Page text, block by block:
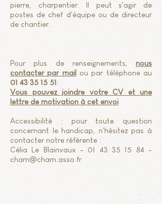
pierre, charpentier. Il peut s'agir de
postes de chef d'équipe ou de directeur
de chantier.
Pour plus de renseignements, nous
contacter par mail ou par téléphone au
01 43 35 15 51
Vous pouvez joindre votre CV et une
lettre de motivation à cet envoi
Accessibilité : pour toute question
concernant le handicap, n'hésitez pas à
contacter notre référente :
Célia Le Blainvaux - 01 43 35 15 84 -
cham@cham.asso.fr